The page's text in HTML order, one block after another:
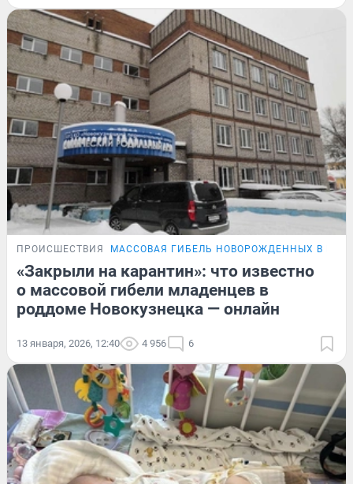
ПРОИСШЕСТВИЯ МАССОВАЯ ГИБЕЛЬ НОВОРОЖДЕННЫХ В
«Закрыли на карантин»: что известно
о массовой гибели младенцев в
роддоме Новокузнецка — онлайн
13 января, 2026, 12:40 4 956 6